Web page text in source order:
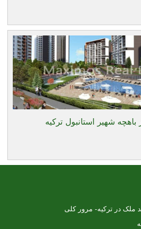
شهیر استانبول ترکیه
ملک در ترکیه- مرور کلی